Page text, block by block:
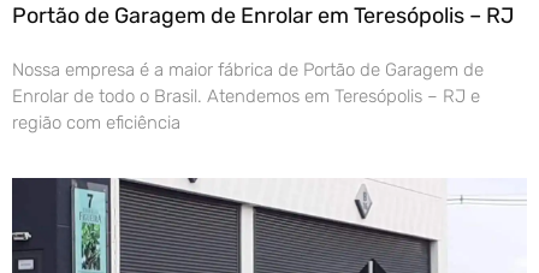
Portão de Garagem de Enrolar em Teresópolis – RJ
Nossa empresa é a maior fábrica de Portão de Garagem de
Enrolar de todo o Brasil. Atendemos em Teresópolis – RJ e
região com eficiência